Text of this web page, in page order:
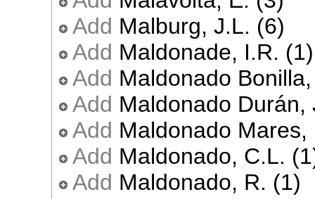
Add Malburg, J.L. (6)
Add Maldonade, I.R. (1)
Add Maldonado
Add Maldonado Durán,
Add Maldonado Mares,
Add Maldonado, C.L.
Add Maldonado, R. (1)